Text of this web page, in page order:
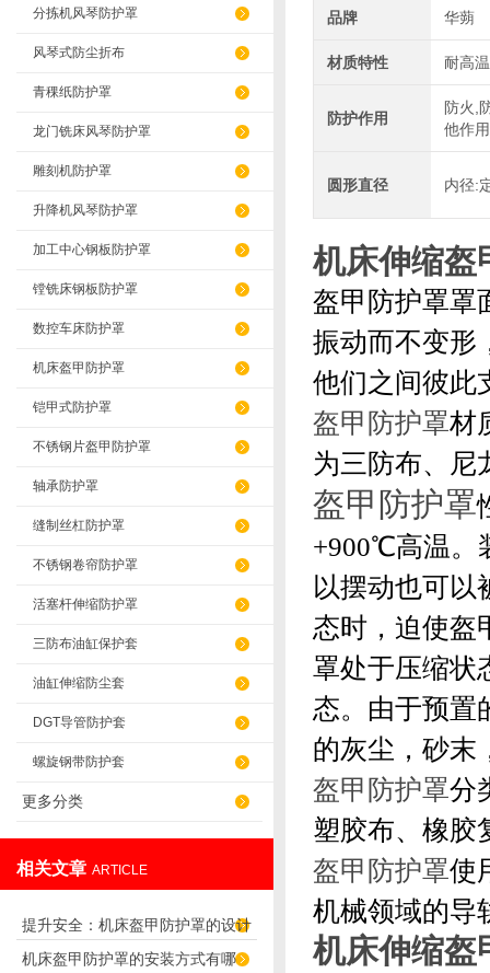
分拣机风琴防护罩
风琴式防尘折布
青稞纸防护罩
龙门铣床风琴防护罩
雕刻机防护罩
升降机风琴防护罩
加工中心钢板防护罩
镗铣床钢板防护罩
数控车床防护罩
机床盔甲防护罩
铠甲式防护罩
不锈钢片盔甲防护罩
轴承防护罩
缝制丝杠防护罩
不锈钢卷帘防护罩
活塞杆伸缩防护罩
三防布油缸保护套
油缸伸缩防尘套
DGT导管防护套
螺旋钢带防护套
更多分类
相关文章 ARTICLE
提升安全：机床盔甲防护罩的设计
原理解析
机床盔甲防护罩的安装方式有哪
品牌 华蒴
材质特性 耐高温
防护作用
防火,
他作用
圆形直径 内径:
机床伸缩盔
盔甲防护罩罩
振动而不变形
他们之间彼此
盔甲防护罩材
为三防布、尼
盔甲防护罩
+900℃高温。
以摆动也可以
态时，迫使盔
罩处于压缩状
态。由于预置
的灰尘，砂末
盔甲防护罩分
塑胶布、橡胶
盔甲防护罩使
机械领域的导
机床伸缩盔